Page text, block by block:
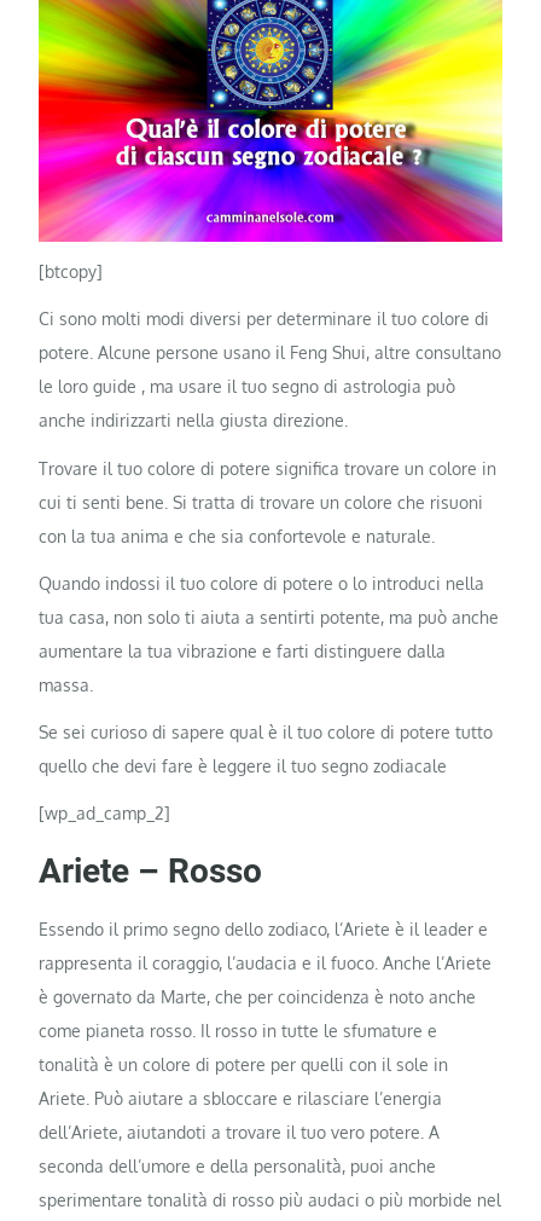
[btcopy]
Ci sono molti modi diversi per determinare il tuo colore di
potere. Alcune persone usano il Feng Shui, altre consultano
le loro guide , ma usare il tuo segno di astrologia può
anche indirizzarti nella giusta direzione.
Trovare il tuo colore di potere significa trovare un colore in
cui ti senti bene. Si tratta di trovare un colore che risuoni
con la tua anima e che sia confortevole e naturale.
Quando indossi il tuo colore di potere o lo introduci nella
tua casa, non solo ti aiuta a sentirti potente, ma può anche
aumentare la tua vibrazione e farti distinguere dalla
massa.
Se sei curioso di sapere qual è il tuo colore di potere tutto
quello che devi fare è leggere il tuo segno zodiacale
[wp_ad_camp_2]
Ariete – Rosso
Essendo il primo segno dello zodiaco, l’Ariete è il leader e
rappresenta il coraggio, l’audacia e il fuoco. Anche l’Ariete
è governato da Marte, che per coincidenza è noto anche
come pianeta rosso. Il rosso in tutte le sfumature e
tonalità è un colore di potere per quelli con il sole in
Ariete. Può aiutare a sbloccare e rilasciare l’energia
dell’Ariete, aiutandoti a trovare il tuo vero potere. A
seconda dell’umore e della personalità, puoi anche
sperimentare tonalità di rosso più audaci o più morbide nel